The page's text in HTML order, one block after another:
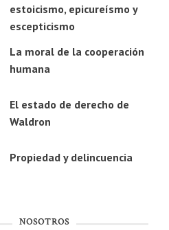
estoicismo, epicureísmo y
escepticismo
La moral de la cooperación
humana
El estado de derecho de
Waldron
Propiedad y delincuencia
NOSOTROS